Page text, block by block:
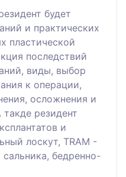
будет
и практических
пластической
последствий
виды, выбор
к операции,
осложнения и
резидент
и
лоскут, TRAM -
бедренно-